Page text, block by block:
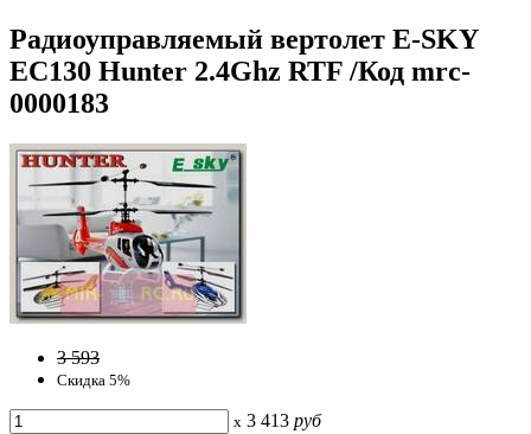
Радиоуправляемый вертолет E-SKY
EC130 Hunter 2.4Ghz RTF /Код mrc-
0000183
3 593
Скидка 5%
x 3 413 руб